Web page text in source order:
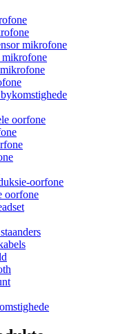
mikrofone
oorfone
oorfone
oorfone